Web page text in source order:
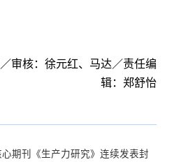
审核：徐元红、马达／责任编
辑：郑舒怡
期刊《生产力研究》连续发表封